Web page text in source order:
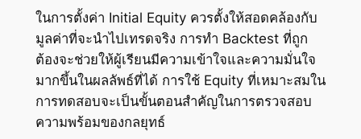
ในการตั้งค่า Initial Equity ควรตั้งให้สอดคล้องกับ
มูลค่าที่จะนำไปเทรดจริง การทำ Backtest ที่ถูก
ต้องจะช่วยให้ผู้เรียนมีความเข้าใจและความมั่นใจ
มากขึ้นในผลลัพธ์ที่ได้ การใช้ Equity ที่เหมาะสมใน
การทดสอบจะเป็นขั้นตอนสำคัญในการตรวจสอบ
ความพร้อมของกลยุทธ์